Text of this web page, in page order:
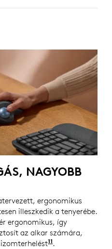
NAGYOBB
ergonomikus
illeszkedik a tenyerébe.
ergonomikus, így
az alkar számára,
11 A Logi M650
.